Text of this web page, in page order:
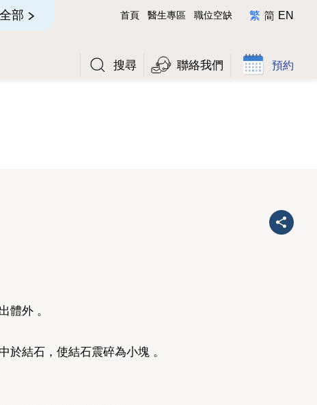
部 首頁 醫生專區 職位空缺 繁 简 EN
搜尋 聯絡我們 預約
體外 。
結石，使結石震碎為小塊 。